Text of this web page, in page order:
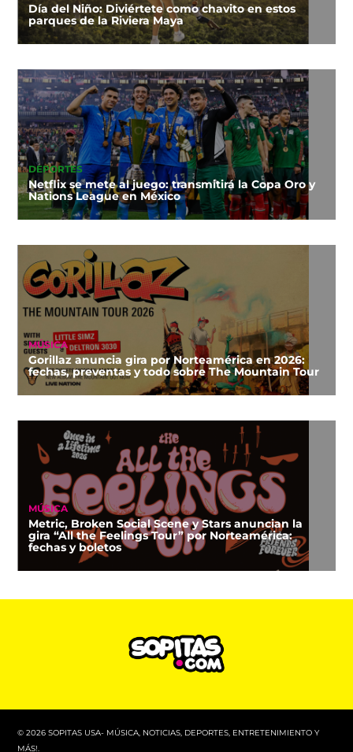
Día del Niño: Diviértete como chavito en estos
parques de la Riviera Maya
DEPORTES
Netflix se mete al juego: transmitirá la Copa Oro y
Nations League en México
MÚSICA
Gorillaz anuncia gira por Norteamérica en 2026:
fechas, preventas y todo sobre The Mountain Tour
MÚSICA
Metric, Broken Social Scene y Stars anuncian la
gira “All the Feelings Tour” por Norteamérica:
fechas y boletos
© 2026 SOPITAS USA- MÚSICA, NOTICIAS, DEPORTES, ENTRETENIMIENTO Y
MÁS!.